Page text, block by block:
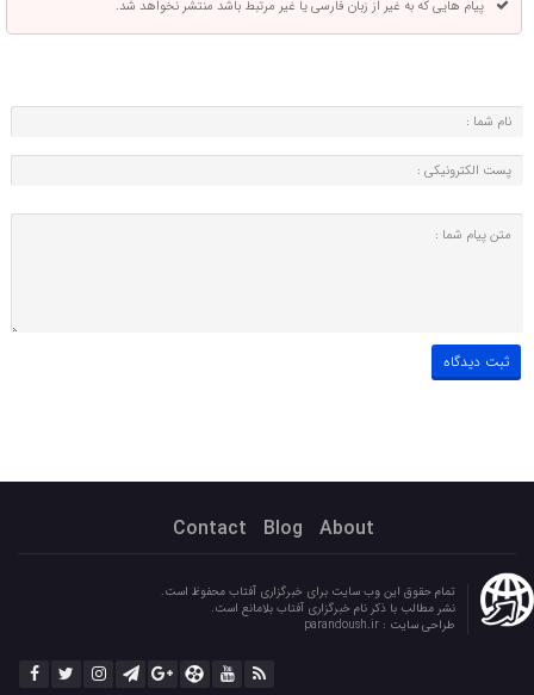
پیام هایی که به غیر از زبان فارسی یا غیر مرتبط باشد منتشر نخواهد شد.
About
Blog
Contact
تمام حقوق این وب سایت برای خبرگزاری آفتاب محفوظ است.
نشر مطالب با ذکر نام خبرگزاری آفتاب بلامانع است.
طراحی سایت :